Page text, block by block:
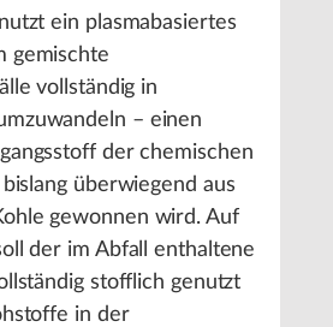
ein plasmabasiertes
gemischte
vollständig in
– einen
der chemischen
überwiegend aus
gewonnen wird. Auf
der im Abfall enthaltene
stofflich genutzt
in der